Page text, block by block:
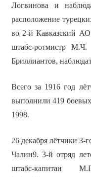
Логвинова и
расположение
во 2-й Кавказский
штабс-ротмистр
Бриллиантов,
Всего за 1916 год
выполнили 419
1998.
26 декабря лётчики 3-
Чалин9. 3-й отряд
штабс-капитан